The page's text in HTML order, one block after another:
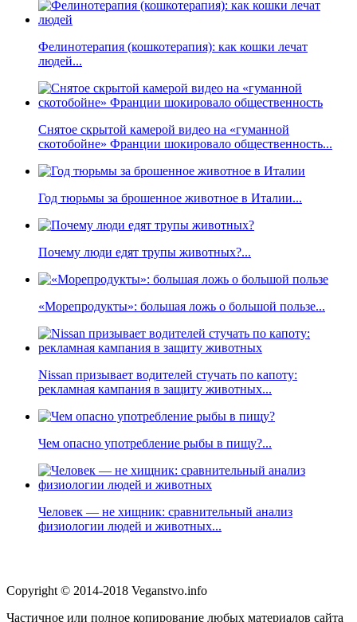
Фелинотерапия (кошкотерапия): как кошки лечат
людей...
Снятое скрытой камерой видео на «гуманной
скотобойне» Франции шокировало общественность...
Год тюрьмы за брошенное животное в Италии...
Почему люди едят трупы животных?...
«Морепродукты»: большая ложь о большой пользе...
Nissan призывает водителей стучать по капоту:
рекламная кампания в защиту животных...
Чем опасно употребление рыбы в пищу?...
Человек — не хищник: сравнительный анализ
физиологии людей и животных...
Copyright © 2014-2018 Veganstvo.info
Частичное или полное копирование любых материалов сайта